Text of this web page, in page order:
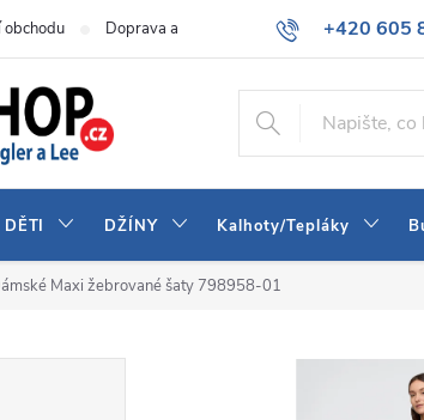
+420 605
obchodu Doprava a platba Obchodní podmínky
DŽÍNY Kalhoty/Tepláky
Maxi žebrované šaty 798958-01